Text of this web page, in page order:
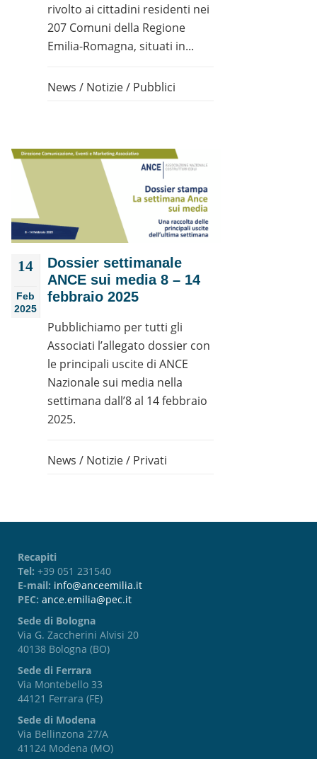
rivolto ai cittadini residenti nei
207 Comuni della Regione
Emilia-Romagna, situati in...
News / Notizie/ Pubblici
14
Feb
2025
Dossier settimanale
ANCE sui media 8 – 14
febbraio 2025
Pubblichiamo per tutti gli
Associati l’allegato dossier con
le principali uscite di ANCE
Nazionale sui media nella
settimana dall’8 al 14 febbraio
2025.
News / Notizie/ Privati
Recapiti
Tel: +39 051 231540
E-mail: info@anceemilia.it
PEC: ance.emilia@pec.it
Sede di Bologna
Via G. Zaccherini Alvisi 20
40138 Bologna (BO)
Sede di Ferrara
Via Montebello 33
44121 Ferrara (FE)
Sede di Modena
Via Bellinzona 27/A
41124 Modena (MO)